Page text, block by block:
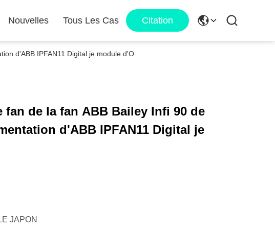
Nouvelles Tous Les Cas Citation
d'ABB IPFAN11 Digital je module d'O
fan de la fan ABB Bailey Infi 90 de
d'ABB IPFAN11 Digital je
JAPON